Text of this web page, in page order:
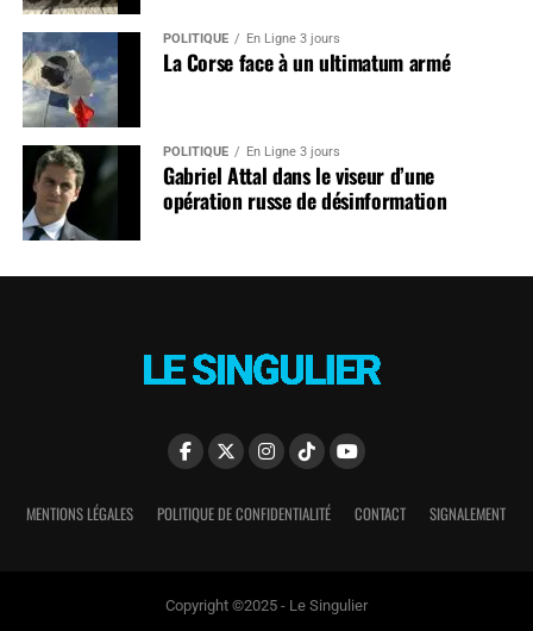
POLITIQUE En Ligne 3 jours
La Corse face à un ultimatum armé
POLITIQUE En Ligne 3 jours
Gabriel Attal dans le viseur d’une
opération russe de désinformation
MENTIONS LÉGALES POLITIQUE DE CONFIDENTIALITÉ CONTACT SIGNALEMENT
Copyright ©2025 - Le Singulier